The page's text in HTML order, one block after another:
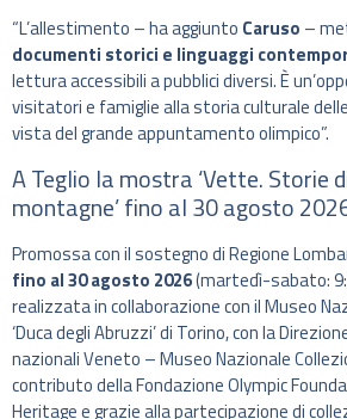
“L’allestimento – ha aggiunto Caruso –
documenti storici e linguaggi
lettura accessibili a pubblici diversi. È
visitatori e famiglie alla storia culturale
vista del grande appuntamento olimpico”.
A Teglio la mostra ‘Vette. Storie
montagne’ fino al 30 agosto
Promossa con il sostegno di Regione
fino al 30 agosto 2026(martedì-sabato:
realizzata in collaborazione con il Museo
‘Duca degli Abruzzi’ di Torino, con la
nazionali Veneto – Museo Nazionale
contributo della Fondazione Olympic
Heritage e grazie alla partecipazione di